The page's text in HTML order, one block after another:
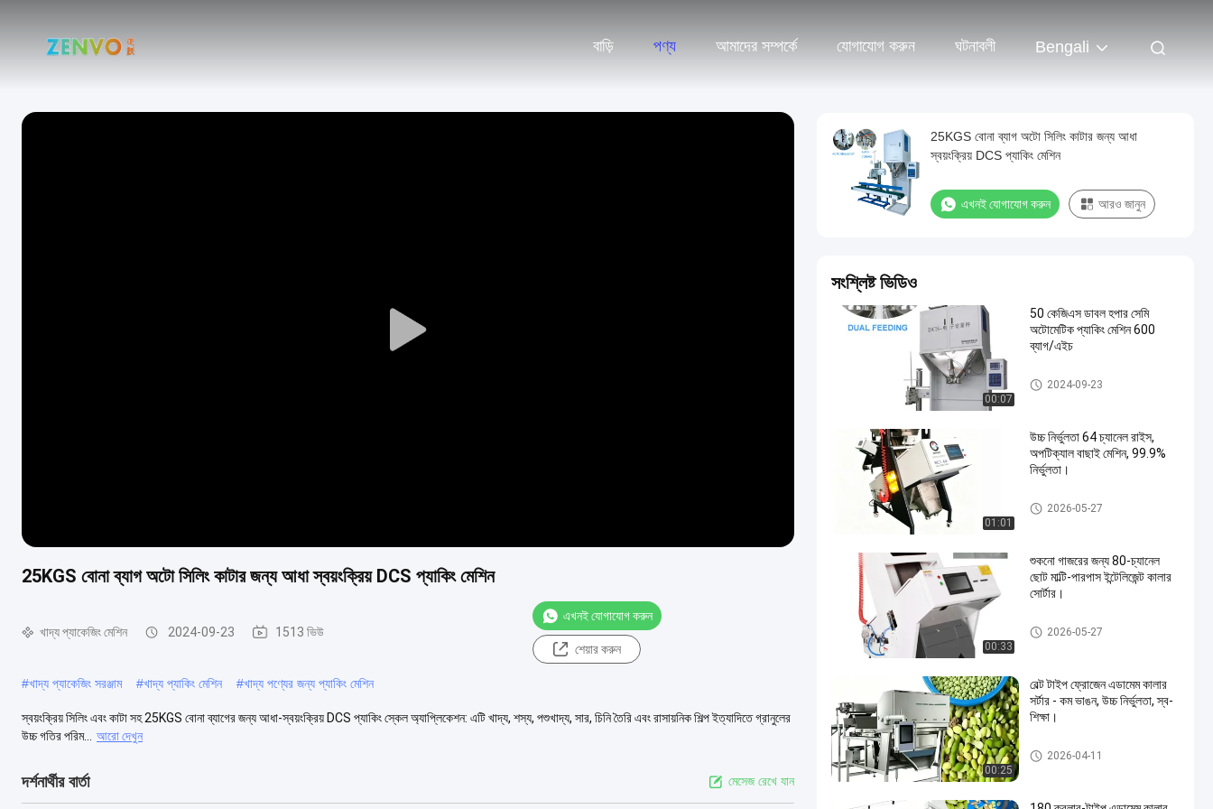
বাড়ি পণ্য আমাদের সম্পর্কে যোগাযোগ করুন ঘটনাবলী Bengali
Play
25KGS বোনা ব্যাগ অটো সিলিং কাটার জন্য আধা স্বয়ংক্রিয় DCS প্যাকিং মেশিন
খাদ্য প্যাকেজিং মেশিন 2024-09-23 1513 ভিউ
এখনই যোগাযোগ করুন
শেয়ার করুন
#খাদ্য প্যাকেজিং সরঞ্জাম #খাদ্য প্যাকিং মেশিন #খাদ্য পণ্যের জন্য প্যাকিং মেশিন
স্বয়ংক্রিয় সিলিং এবং কাটা সহ 25KGS বোনা ব্যাগের জন্য আধা-স্বয়ংক্রিয় DCS প্যাকিং স্কেল অ্যাপ্লিকেশন: এটি খাদ্য, শস্য, পশুখাদ্য, সার, চিনি তৈরি এবং রাসায়নিক শিল্প ইত্যাদিতে গ্রানুলের
উচ্চ গতির পরিম...
আরো দেখুন
দর্শনার্থীর বার্তা মেসেজ রেখে যান
25KGS বোনা ব্যাগ অটো সিলিং কাটার জন্য আধা
স্বয়ংক্রিয় DCS প্যাকিং মেশিন
এখনই যোগাযোগ করুন আরও জানুন
সংশ্লিষ্ট ভিডিও
00:07
50 কেজিএস ডাবল হপার সেমি
অটোমেটিক প্যাকিং মেশিন 600
ব্যাগ/এইচ
খাদ্য প্যাকেজিং মেশিন
2024-09-23
01:01
উচ্চ নির্ভুলতা 64 চ্যানেল রাইস,
অপটিক্যাল বাছাই মেশিন, 99.9%
নির্ভুলতা।
সিসিডি রঙ সোর্টার
2026-05-27
00:33
শুকনো গাজরের জন্য 80-চ্যানেল
ছোট মাল্টি-পারপাস ইন্টেলিজেন্ট কালার
সোর্টার।
সিসিডি রঙ সোর্টার
2026-05-27
00:25
বেল্ট টাইপ ফ্রোজেন এডামেম কালার
সর্টার - কম ভাঙন, উচ্চ নির্ভুলতা, স্ব-
শিক্ষা।
সিসিডি রঙ সোর্টার
2026-04-11